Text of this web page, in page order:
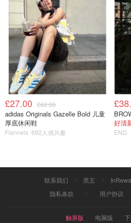
£27.00 £60.00
adidas Originals Gazelle Bold 儿童
厚底休闲鞋
Flannels 692人感兴趣
好清
END.
联系我们 黑五
隐私条款
用户协议
触屏版 电脑版